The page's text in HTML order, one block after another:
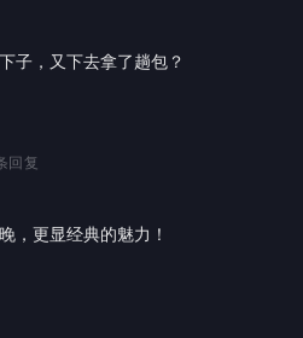
子，又下去拿了趟包？
回复
，更显经典的魅力！